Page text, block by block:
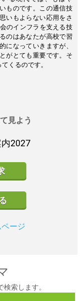
ものです。この通信技
いもよらない応用をさ
のインフラを支える技
のはあなたが高校で習
になっていきますが、
がとても重要です。そ
くるのです。
見よう
2027
ージ
索します。